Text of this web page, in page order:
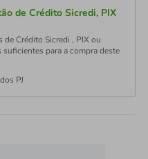
de Crédito Sicredi, PIX
de Crédito Sicredi , PIX ou
para a compra deste
PJ